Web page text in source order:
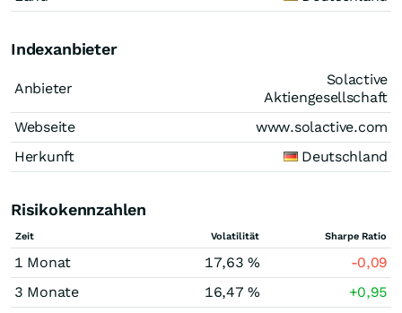
Indexanbieter
Anbieter
Solactive
Aktiengesellschaft
Webseite
www.solactive.com
Herkunft
Deutschland
Risikokennzahlen
Zeit Volatilität Sharpe Ratio
1 Monat 17,63 %
-0,09
3 Monate
16,47 %
+0,95